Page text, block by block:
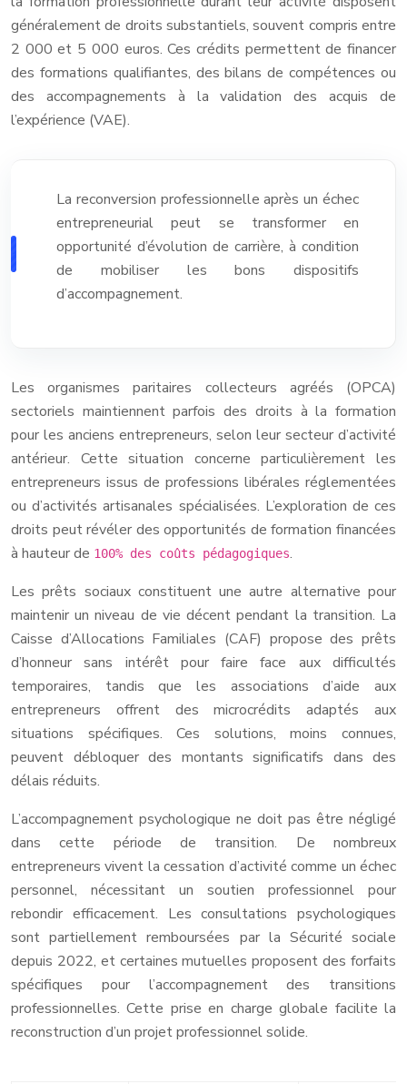
généralement de droits substantiels, souvent compris entre
2 000 et 5 000 euros. Ces crédits permettent de financer
des formations qualifiantes, des bilans de compétences ou
des accompagnements à la validation des acquis de
l’expérience (VAE).
La reconversion professionnelle après un échec
entrepreneurial peut se transformer en
opportunité d’évolution de carrière, à condition
de mobiliser les bons dispositifs
d’accompagnement.
Les organismes paritaires collecteurs agréés (OPCA)
sectoriels maintiennent parfois des droits à la formation
pour les anciens entrepreneurs, selon leur secteur d’activité
antérieur. Cette situation concerne particulièrement les
entrepreneurs issus de professions libérales réglementées
ou d’activités artisanales spécialisées. L’exploration de ces
droits peut révéler des opportunités de formation financées
à hauteur de 100% des coûts pédagogiques.
Les prêts sociaux constituent une autre alternative pour
maintenir un niveau de vie décent pendant la transition. La
Caisse d’Allocations Familiales (CAF) propose des prêts
d’honneur sans intérêt pour faire face aux difficultés
temporaires, tandis que les associations d’aide aux
entrepreneurs offrent des microcrédits adaptés aux
situations spécifiques. Ces solutions, moins connues,
peuvent débloquer des montants significatifs dans des
délais réduits.
L’accompagnement psychologique ne doit pas être négligé
dans cette période de transition. De nombreux
entrepreneurs vivent la cessation d’activité comme un échec
personnel, nécessitant un soutien professionnel pour
rebondir efficacement. Les consultations psychologiques
sont partiellement remboursées par la Sécurité sociale
depuis 2022, et certaines mutuelles proposent des forfaits
spécifiques pour l’accompagnement des transitions
professionnelles. Cette prise en charge globale facilite la
reconstruction d’un projet professionnel solide.